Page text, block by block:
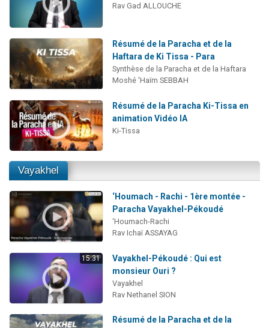
Rav Gad ALLOUCHE
Résumé de la Paracha et de la
Haftara de Ki Tissa - Para
Synthèse de la Paracha et de la Haftara
Moshé 'Haïm SEBBAH
Résumé de la Paracha Ki-Tissa en
animation Vidéo IA
Ki-Tissa
Vayakhel
‘Houmach - Rachi - 1ère montée -
Paracha Vayakhel-Pékoudé
‘Houmach-Rachi
Rav Ichaï ASSAYAG
15:31
Vayakhel-Pékoudé : Qui est
monsieur Ouri ?
Vayakhel
Rav Nethanel SION
Résumé de la Paracha et de la